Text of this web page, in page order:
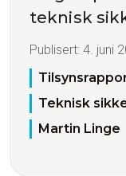
teknisk
Publisert: 4. juni
Teknisk
Martin Linge